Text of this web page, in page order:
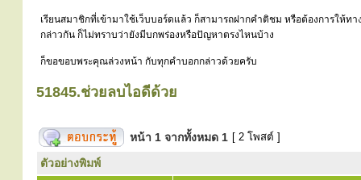
เรียนสมาชิกที่เข้ามาใช้เว็บบอร์ดแล้ว ก็สามารถฝากคำติชม หรือต้องการให้ท
กล่าวกัน ก็ไม่ทราบว่ายังมีบกพร่องหรือปัญหาตรงไหนบ้าง
ก็ขอขอบพระคุณล่วงหน้า กับทุกคำบอกกล่าวด้วยครับ
51845.ช่วยลบไอดีด้วย
หน้า 1 จากทั้งหมด 1 [ 2 โพสต์ ]
ตัวอย่างพิมพ์